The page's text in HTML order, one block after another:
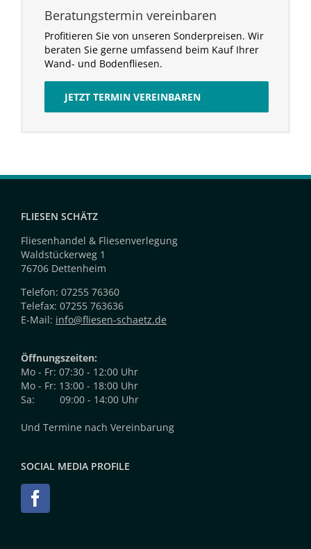
Beratungstermin vereinbaren
Profitieren Sie von unseren Sonderpreisen. Wir
beraten Sie gerne umfassend beim Kauf Ihrer
Wand- und Bodenfliesen.
JETZT TERMIN VEREINBAREN
FLIESEN SCHÄTZ
Fliesenhandel & Fliesenverlegung
Waldstückerweg 1
76706 Dettenheim
Telefon: 07255 76360
Telefax: 07255 763636
E-Mail: info@fliesen-schaetz.de
Öffnungszeiten:
Mo - Fr: 07:30 - 12:00 Uhr
Mo - Fr: 13:00 - 18:00 Uhr
Sa: 09:00 - 14:00 Uhr
Und Termine nach Vereinbarung
SOCIAL MEDIA PROFILE